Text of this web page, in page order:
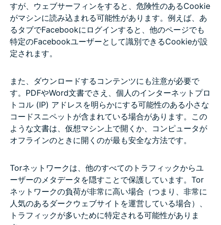
すが、ウェブサーフィンをすると、危険性のあるCookie
がマシンに読み込まれる可能性があります。例えば、あ
るタブでFacebookにログインすると、他のページでも
特定のFacebookユーザーとして識別できるCookieが設
定されます。
また、ダウンロードするコンテンツにも注意が必要で
す。PDFやWord文書でさえ、個人のインターネットプロ
トコル (IP) アドレスを明らかにする可能性のある小さな
コードスニペットが含まれている場合があります。この
ような文書は、仮想マシン上で開くか、コンピュータが
オフラインのときに開くのが最も安全な方法です。
Torネットワークは、他のすべてのトラフィックからユ
ーザーのメタデータを隠すことで保護しています。Tor
ネットワークの負荷が非常に高い場合（つまり、非常に
人気のあるダークウェブサイトを運営している場合）、
トラフィックが多いために特定される可能性がありま